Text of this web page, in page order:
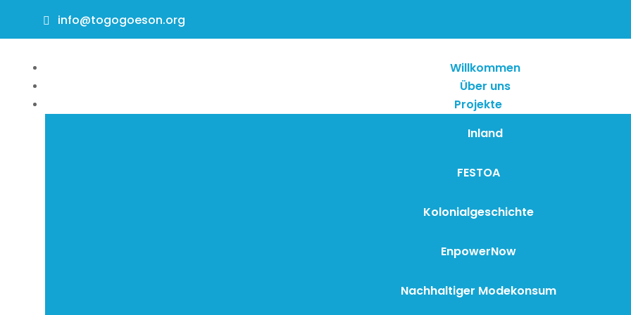
info@togogoeson.org
Willkommen
Über uns
Projekte
Inland
FESTOA
Kolonialgeschichte
EnpowerNow
Nachhaltiger Modekonsum